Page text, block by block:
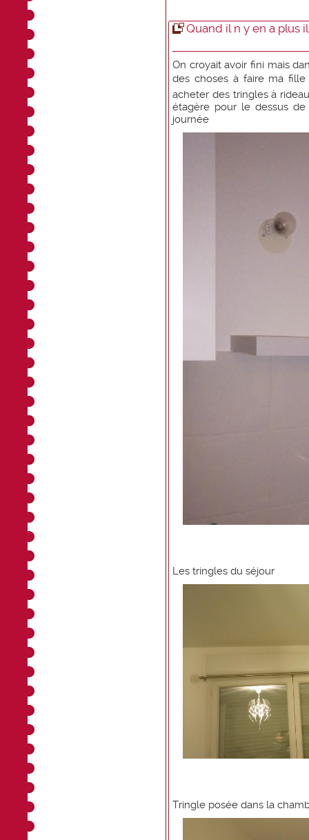
Quand il n y en a plus
On croyait avoir fini mais
des choses à faire ma
acheter des tringles à
étagère pour le dessus
journée
Les tringles du séjour
Tringle posée dans la